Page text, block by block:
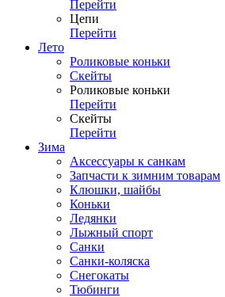
Перейти
Цепи
Перейти
Лето
Роликовые коньки
Скейты
Роликовые коньки
Перейти
Скейты
Перейти
Зима
Аксессуары к санкам
Запчасти к зимним товарам
Клюшки, шайбы
Коньки
Ледянки
Лыжный спорт
Санки
Санки-коляска
Снегокаты
Тюбинги